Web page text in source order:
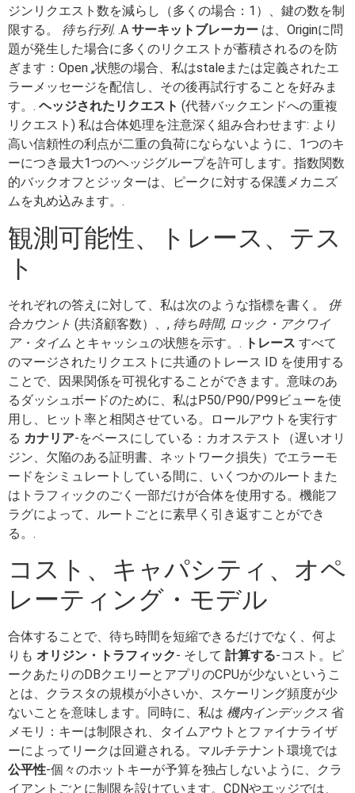
ジンリクエスト数を減らし（多くの場合：1）、鍵の数を制
限する。 待ち行列. .A サーキットブレーカー は、Originに問
題が発生した場合に多くのリクエストが蓄積されるのを防
ぎます：Open „状態の場合、私はstaleまたは定義されたエ
ラーメッセージを配信し、その後再試行することを好みま
す。. ヘッジされたリクエスト (代替バックエンドへの重複
リクエスト) 私は合体処理を注意深く組み合わせます: より
高い信頼性の利点が二重の負荷にならないように、1つのキ
ーにつき最大1つのヘッジグループを許可します。指数関数
的バックオフとジッターは、ピークに対する保護メカニズ
ムを丸め込みます。.
観測可能性、トレース、テス
ト
それぞれの答えに対して、私は次のような指標を書く。 併
合カウント (共済顧客数）、, 待ち時間, ロック・アクワイ
ア・タイム とキャッシュの状態を示す。. トレース すべて
のマージされたリクエストに共通のトレース ID を使用する
ことで、因果関係を可視化することができます。意味のあ
るダッシュボードのために、私はP50/P90/P99ビューを使
用し、ヒット率と相関させている。ロールアウトを実行す
る カナリア-をベースにしている：カオステスト（遅いオリ
ジン、欠陥のある証明書、ネットワーク損失）でエラーモ
ードをシミュレートしている間に、いくつかのルートまた
はトラフィックのごく一部だけが合体を使用する。機能フ
ラグによって、ルートごとに素早く引き返すことができ
る。.
コスト、キャパシティ、オペ
レーティング・モデル
合体することで、待ち時間を短縮できるだけでなく、何よ
りも オリジン・トラフィック- そして 計算する-コスト。ピ
ークあたりのDBクエリーとアプリのCPUが少ないというこ
とは、クラスタの規模が小さいか、スケーリング頻度が少
ないことを意味します。同時に、私は 機内インデックス 省
メモリ：キーは制限され、タイムアウトとファイナライザ
ーによってリークは回避される。マルチテナント環境では
公平性-個々のホットキーが予算を独占しないように、クラ
イアントごとに制限を設けています。CDNやエッジでは、